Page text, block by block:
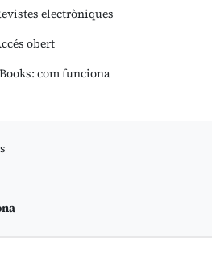
electròniques
obert
com funciona